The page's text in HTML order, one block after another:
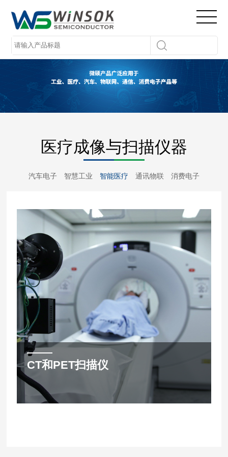
医疗成像与扫描仪器
汽车电子 智慧工业 智能医疗 通讯物联 消费电子
CT和PET扫描仪